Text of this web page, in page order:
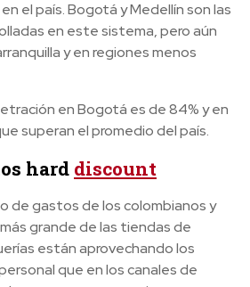
el país. Bogotá y Medellín son las
en este sistema, pero aún
y en regiones menos
en Bogotá es de 84% y en
superan el promedio del país.
hard discount
de gastos de los colombianos y
grande de las tiendas de
están aprovechando los
que en los canales de